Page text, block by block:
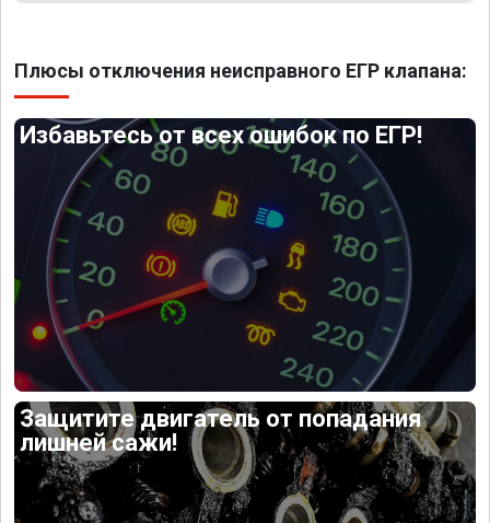
Плюсы отключения неисправного ЕГР клапана:
Избавьтесь от всех ошибок по ЕГР!
Защитите двигатель от попадания
лишней сажи!